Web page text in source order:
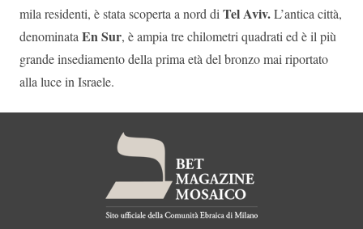
mila residenti, è stata scoperta a nord di Tel Aviv.L’antica città,
denominata En Sur, è ampia tre chilometri quadrati ed è il più
grande insediamento della prima età del bronzo mai riportato
alla luce in Israele.